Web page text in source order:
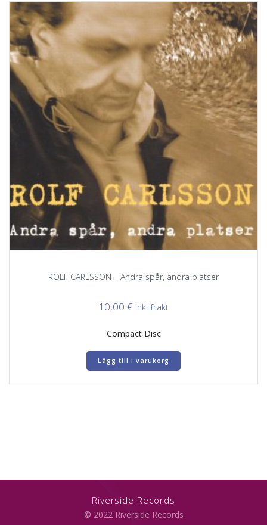
ROLF CARLSSON – Andra spår, andra platser
10,00 € inkl frakt
Compact Disc
Lägg till i varukorg
Riverside Records
© 2022 Riverside Records